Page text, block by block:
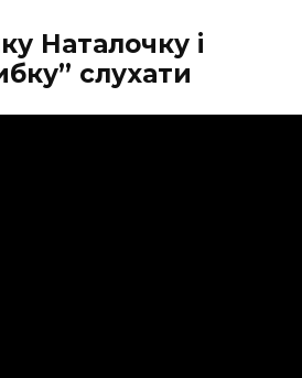
Наталочку і
слухати